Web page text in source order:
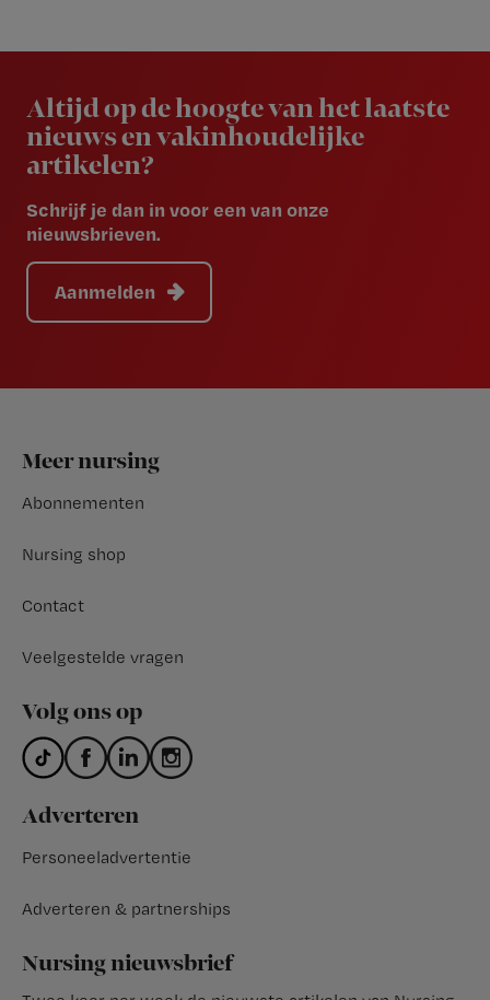
Altijd op de hoogte van het laatste
nieuws en vakinhoudelijke
artikelen?
Schrijf je dan in voor een van onze
nieuwsbrieven.
Aanmelden
Footer
Meer nursing
Abonnementen
Nursing shop
Contact
Veelgestelde vragen
Volg ons op
Adverteren
Personeeladvertentie
Adverteren & partnerships
Nursing nieuwsbrief